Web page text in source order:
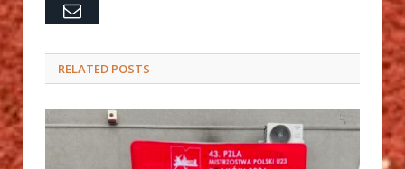
Email
RELATED POSTS